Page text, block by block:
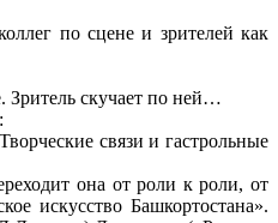
по сцене и зрителей как
Зритель скучает по ней…
связи и гастрольные
она от роли к роли, от
искусство Башкортостана».